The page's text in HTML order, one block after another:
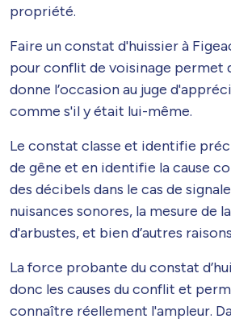
propriété.
Faire un constat d'huissier à
pour conflit de voisinage permet
donne l’occasion au juge
comme s'il y était lui-même.
Le constat classe et identifie
de gêne et en identifie la cause
des décibels dans le cas de
nuisances sonores, la mesure de
d'arbustes, et bien d’autres
La force probante du constat
donc les causes du conflit et
connaître réellement l'ampleur.